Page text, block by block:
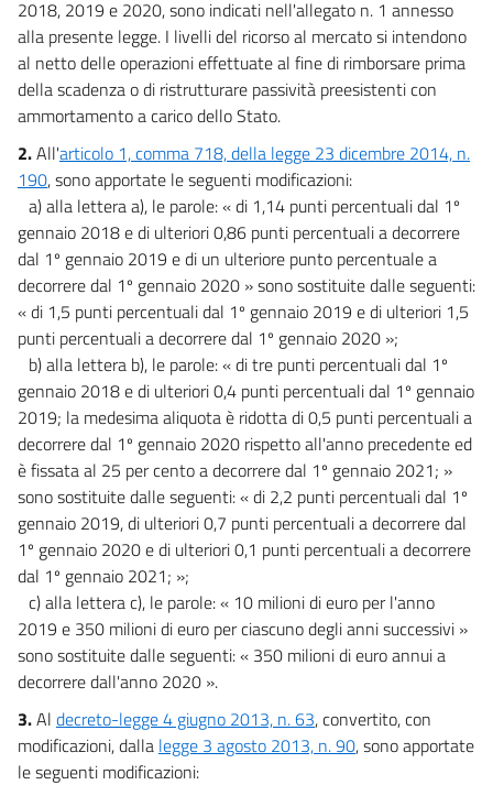
15
16
17
19
Allegati
Allegato 1
Allegato 1
Allegato A
Allegato A
Allegato B
Allegato B
Allegato 2
Allegato 2
Tabelle
Tabelle
Quadri generali
Quadri generali
Stati di previsione
Tabelle
2018, 2019 e 2020, sono indicati nell'allegato n. 1 annesso
alla presente legge. I livelli del ricorso al mercato si intendono
al netto delle operazioni effettuate al fine di rimborsare prima
della scadenza o di ristrutturare passività preesistenti con
ammortamento a carico dello Stato.
2.All'articolo 1, comma 718, della legge 23 dicembre 2014, n.
190, sono apportate le seguenti modificazioni:
a) alla lettera a), le parole: « di 1,14 punti percentuali dal 1º
gennaio 2018 e di ulteriori 0,86 punti percentuali a decorrere
dal 1º gennaio 2019 e di un ulteriore punto percentuale a
decorrere dal 1º gennaio 2020 » sono sostituite dalle seguenti:
« di 1,5 punti percentuali dal 1º gennaio 2019 e di ulteriori 1,5
punti percentuali a decorrere dal 1º gennaio 2020 »;
b) alla lettera b), le parole: « di tre punti percentuali dal 1º
gennaio 2018 e di ulteriori 0,4 punti percentuali dal 1º gennaio
2019; la medesima aliquota è ridotta di 0,5 punti percentuali a
decorrere dal 1º gennaio 2020 rispetto all'anno precedente ed
è fissata al 25 per cento a decorrere dal 1º gennaio 2021; »
sono sostituite dalle seguenti: « di 2,2 punti percentuali dal 1º
gennaio 2019, di ulteriori 0,7 punti percentuali a decorrere dal
1º gennaio 2020 e di ulteriori 0,1 punti percentuali a decorrere
dal 1º gennaio 2021; »;
c) alla lettera c), le parole: « 10 milioni di euro per l'anno
2019 e 350 milioni di euro per ciascuno degli anni successivi »
sono sostituite dalle seguenti: « 350 milioni di euro annui a
decorrere dall'anno 2020 ».
3.Al decreto-legge 4 giugno 2013, n. 63, convertito, con
modificazioni, dalla legge 3 agosto 2013, n. 90, sono apportate
le seguenti modificazioni: